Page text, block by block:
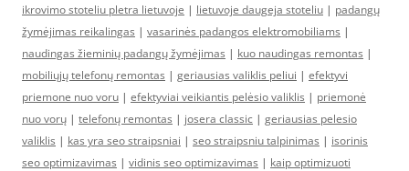
ikrovimo stoteliu pletra lietuvoje | lietuvoje daugeja stoteliu | padangų
žymėjimas reikalingas | vasarinės padangos elektromobiliams |
naudingas žieminių padangų žymėjimas | kuo naudingas remontas |
mobiliųjų telefonų remontas | geriausias valiklis peliui | efektyvi
priemone nuo voru | efektyviai veikiantis pelėsio valiklis | priemonė
nuo vorų | telefonų remontas | josera classic | geriausias pelesio
valiklis | kas yra seo straipsniai | seo straipsniu talpinimas | isorinis
seo optimizavimas | vidinis seo optimizavimas | kaip optimizuoti